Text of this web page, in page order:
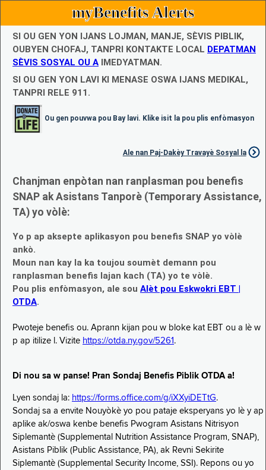
myBenefits Alerts
SI OU GEN YON IJANS LOJMAN, MANJE, SÈVIS PIBLIK,
OUBYEN CHOFAJ, TANPRI KONTAKTE LOCAL DEPATMAN
SÈVIS SOSYAL OU A IMEDYATMAN.
SI OU GEN YON LAVI KI MENASE OSWA IJANS MEDIKAL,
TANPRI RELE 911.
Ou gen pouvwa pou Bay lavi. Klike isit la pou plis enfòmasyon
Ale nan Paj-Dakèy Travayè Sosyal la
Chanjman enpòtan nan ranplasman pou benefis
SNAP ak Asistans Tanporè (Temporary Assistance,
TA) yo vòlè:
Yo p ap aksepte aplikasyon pou benefis SNAP yo vòlè
ankò.
Moun nan kay la ka toujou soumèt demann pou
ranplasman benefis lajan kach (TA) yo te vòlè.
Pou plis enfòmasyon, ale sou Alèt pou Eskwokri EBT |
OTDA.
Pwoteje benefis ou. Aprann kijan pou w bloke kat EBT ou a lè w
p ap itilize l. Vizite https://otda.ny.gov/5261 .
Di nou sa w panse! Pran Sondaj Benefis Piblik OTDA a!
Lyen sondaj la: https://forms.office.com/g/iXXyiDETtG.
Sondaj sa a envite Nouyòkè yo pou pataje eksperyans yo lè y ap
aplike ak/oswa kenbe benefis Pwogram Asistans Nitrisyon
Siplemantè (Supplemental Nutrition Assistance Program, SNAP),
Asistans Piblik (Public Assistance, PA), ak Revni Sekirite
Siplemantè (Supplemental Security Income, SSI). Repons ou yo